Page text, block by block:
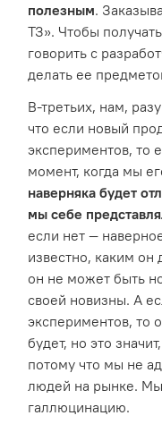
полезным.
ТЗ». Чтобы
говорить c
делать ее
В-третьих, нам,
что если новый
экспериментов, то
момент, когда мы
наверняка будет
мы себе
если нет —
известно, каким
он не может быть
своей новизны. А
экспериментов, то
будет, но это
потому что мы не
людей на рынке.
галлюцинацию.